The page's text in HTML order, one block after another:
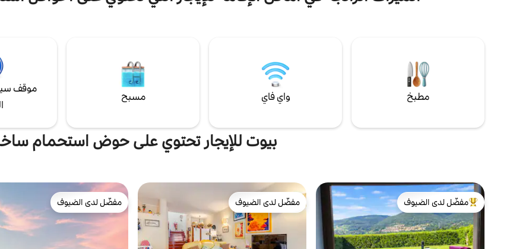
inolvidable en pareja.
أركيتيتوس. - موقف سيارات عام مجاني على بعد
مطبخ واي فاي مسبح
موقف
بيوت للإيجار تحتوي على حوض استحمام
من أبرز البيوت المفضّلة لدى الضيوف
مفضّل لدى الضيوف
مفضّل لدى الضيوف
مفضّل لدى الضيوف
مفضّل لدى الضيوف
مفضّل لدى الضيوف